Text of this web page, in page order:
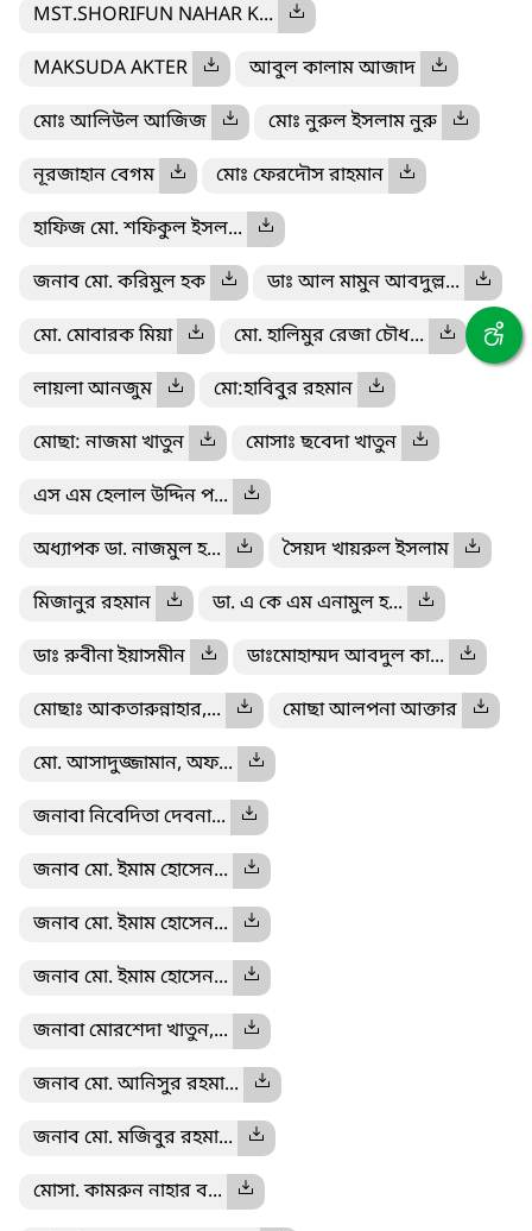
MST.SHORIFUN NAHAR K...
MAKSUDA AKTER আবুল কালাম আজাদ
মোঃ আলিউল আজিজ মোঃ নুরুল ইসলাম নুরু
নূরজাহান বেগম মোঃ ফেরদৌস রাহমান
হাফিজ মো. শফিকুল ইসল...
জনাব মো. করিমুল হক ডাঃ আল মামুন আবদুল্ল...
মো. মোবারক মিয়া মো. হালিমুর রেজা চৌধ...
লায়লা আনজুম মো:হাবিবুর রহমান
মোছা: নাজমা খাতুন মোসাঃ ছবেদা খাতুন
এস এম হেলাল উদ্দিন প...
অধ্যাপক ডা. নাজমুল হ... সৈয়দ খায়রুল ইসলাম
মিজানুর রহমান ডা. এ কে এম এনামুল হ...
ডাঃ রুবীনা ইয়াসমীন ডাঃমোহাম্মদ আবদুল কা...
মোছাঃ আকতারুন্নাহার,... মোছা আলপনা আক্তার
মো. আসাদুজ্জামান, অফ...
জনাবা নিবেদিতা দেবনা...
জনাব মো. ইমাম হোসেন...
জনাব মো. ইমাম হোসেন...
জনাব মো. ইমাম হোসেন...
জনাবা মোরশেদা খাতুন,...
জনাব মো. আনিসুর রহমা...
জনাব মো. মজিবুর রহমা...
মোসা. কামরুন নাহার ব...